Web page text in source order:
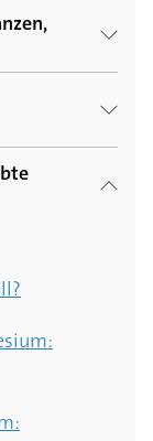
Risiken